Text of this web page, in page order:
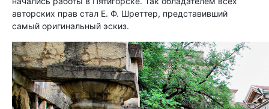
авторских прав стал Е. Ф. Шреттер, представивший
самый оригинальный эскиз.